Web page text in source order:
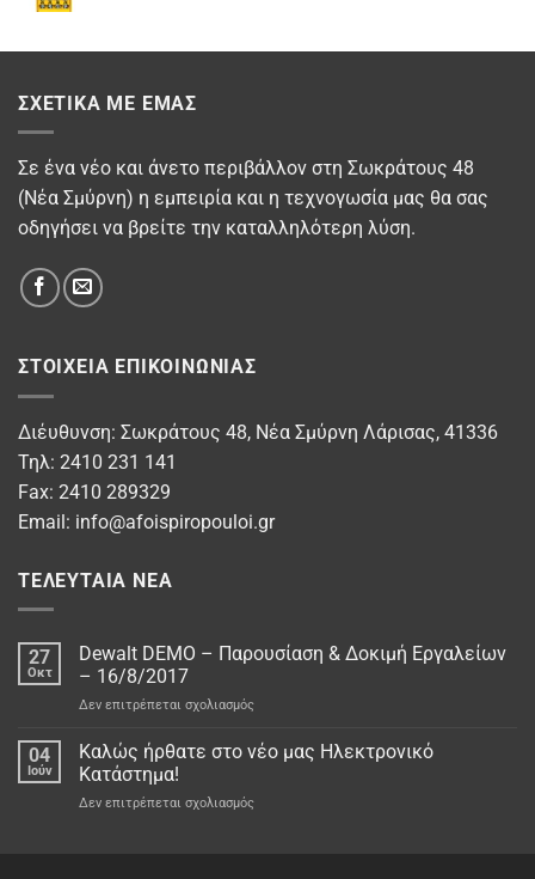
ΣΧΕΤΙΚΆ ΜΕ ΕΜΆΣ
Σε ένα νέο και άνετο περιβάλλον στη Σωκράτους 48
(Νέα Σμύρνη) η εμπειρία και η τεχνογωσία μας θα σας
οδηγήσει να βρείτε την καταλληλότερη λύση.
ΣΤΟΙΧΕΊΑ ΕΠΙΚΟΙΝΩΝΊΑΣ
Διέυθυνση: Σωκράτους 48, Νέα Σμύρνη Λάρισας, 41336
Τηλ: 2410 231 141
Fax: 2410 289329
Email: info@afoispiropouloi.gr
ΤΕΛΕΥΤΑΊΑ ΝΈΑ
27
Οκτ
Dewalt DEMO – Παρουσίαση & Δοκιμή Εργαλείων
– 16/8/2017
Δεν επιτρέπεται σχολιασμόςστο
DEMO
&
04
Ιούν
Καλώς ήρθατε στο νέo μας Ηλεκτρονικό
Κατάστημα!
Δεν επιτρέπεται σχολιασμόςστο